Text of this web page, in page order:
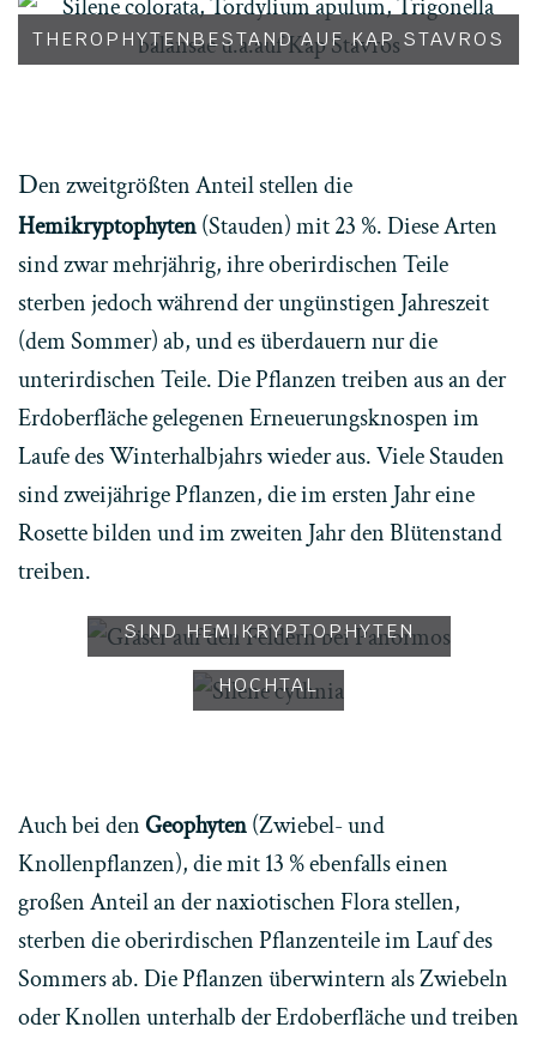
THEROPHYTENBESTAND AUF KAP STAVROS
Den zweitgrößten Anteil stellen die
Hemikryptophyten(Stauden) mit 23 %. Diese Arten
sind zwar mehrjährig, ihre oberirdischen Teile
sterben jedoch während der ungünstigen Jahreszeit
(dem Sommer) ab, und es überdauern nur die
unterirdischen Teile. Die Pflanzen treiben aus an der
Erdoberfläche gelegenen Erneuerungsknospen im
Laufe des Winterhalbjahrs wieder aus. Viele Stauden
sind zweijährige Pflanzen, die im ersten Jahr eine
Rosette bilden und im zweiten Jahr den Blütenstand
treiben.
IND HEMIKRYPTOPHYTEN
IN EINEM
SCHATTIGEN
HOCHTAL
Auch bei denGeophyten(Zwiebel- und
Knollenpflanzen), die mit 13 % ebenfalls einen
großen Anteil an der naxiotischen Flora stellen,
sterben die oberirdischen Pflanzenteile im Lauf des
Sommers ab. Die Pflanzen überwintern als Zwiebeln
oder Knollen unterhalb der Erdoberfläche und treiben